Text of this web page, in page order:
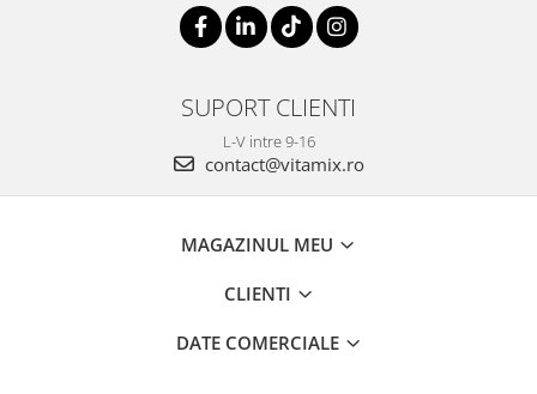
SUPORT CLIENTI
L-V intre 9-16
contact@vitamix.ro
MAGAZINUL MEU
CLIENTI
DATE COMERCIALE